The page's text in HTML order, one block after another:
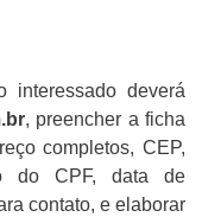
interessado deverá
, preencher a ficha
completos, CEP,
do CPF, data de
contato, e elaborar